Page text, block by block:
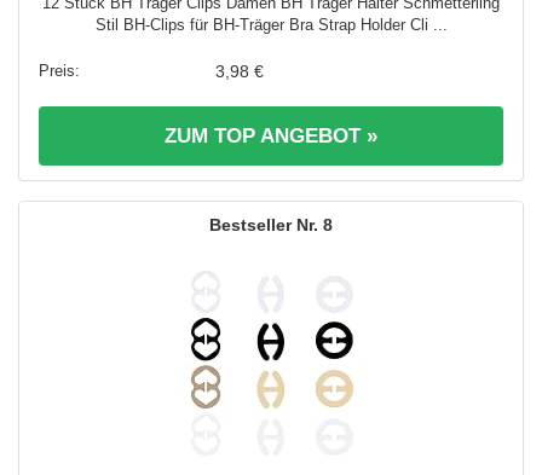
Stil BH-Clips für BH-Träger Bra Strap Holder Cli ...
3,98 €
ZUM TOP ANGEBOT »
8